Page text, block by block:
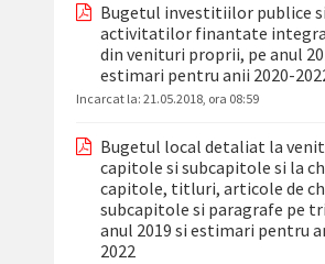
Bugetul investitiilor publice si
activitatilor finantate
din venituri proprii, pe anul
estimari pentru anii 2020-
Incarcat la: 21.05.2018, ora 08:59
Bugetul local detaliat la
capitole si subcapitole si la
capitole, titluri, articole de
subcapitole si paragrafe pe
anul 2019 si estimari pentru
2022